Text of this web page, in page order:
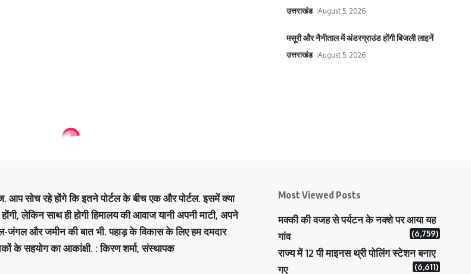
उत्तराखंड August 5, 2026
मसूरी और नैनीताल में अंडरग्राउंड होंगी बिजली लाइनें
उत्तराखंड August 5, 2026
आप सोच रहे होंगे कि इतने पोर्टल के बीच एक और पोर्टल. इसमें क्या
लेकिन साथ ही होगी हिमालय की आवाज यानी अपनी माटी, अपने
जंगल और जमीन की बात भी. पहाड़ के विकास के लिए हम दमदार
के सहयोग का आकांक्षी. : किरण शर्मा, संस्‍थापक
Most Viewed Posts
मक्‍की की वजह से पर्यटन के नक्‍शे पर आया यह
गांव
(6,759)
राज्य में 12 पी माइनस थ्री पोलिंग स्टेशन बनाए
गए
(6,611)